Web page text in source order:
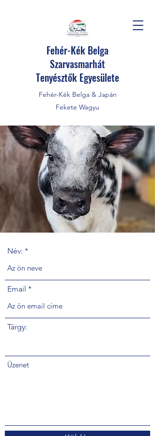
Fehér-Kék Belga
Szarvasmarhát
Tenyésztők Egyesülete
Fehér-Kék Belga & Japán
Fekete Wagyu
Név:
Email
Tárgy:
Üzenet